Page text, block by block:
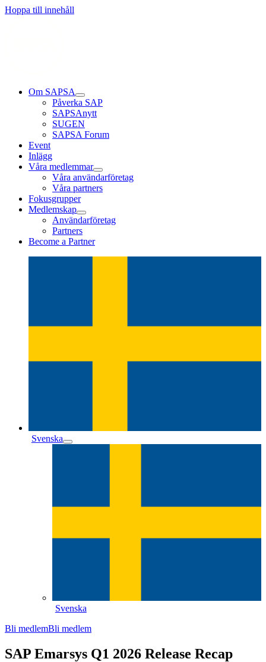
Hoppa till innehåll
Om SAPSA
Påverka SAP
SAPSAnytt
SUGEN
SAPSA Forum
Event
Inlägg
Våra medlemmar
Våra användarföretag
Våra partners
Fokusgrupper
Medlemskap
Användarföretag
Partners
Become a Partner
Svenska
Svenska
Bli medlemBli medlem
SAP Emarsys Q1 2026 Release Recap
Läs mer
Läs mer
Läs mer